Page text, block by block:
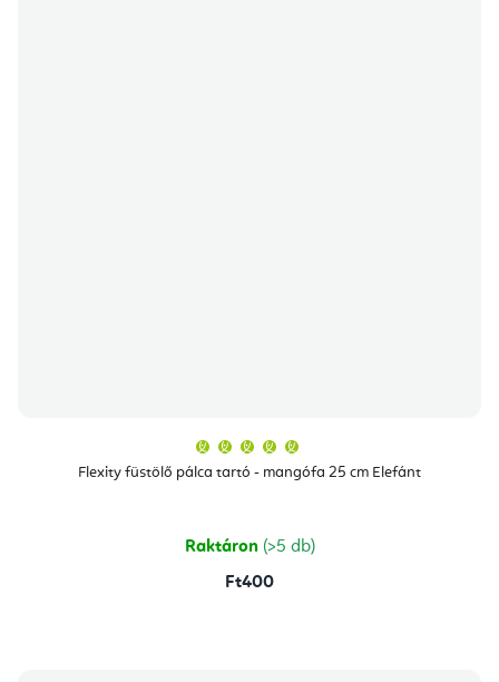
Flexity füstölő pálca tartó - mangófa 25 cm Elefánt
átlagos
értékelése
csillag.
Raktáron (>5 db)
Ft400